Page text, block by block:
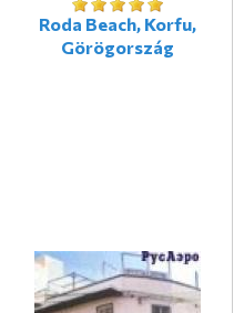
Roda Beach, Korfu,
Görögország